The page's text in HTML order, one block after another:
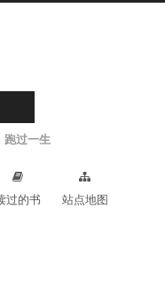
跑过一生
过的书 站点地图